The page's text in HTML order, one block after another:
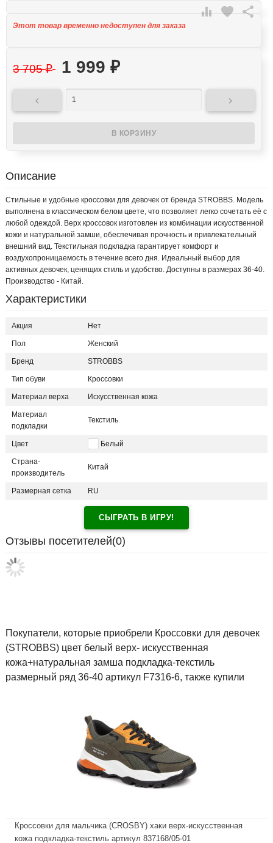
 favorite 
Этот товар временно недоступен для заказа
3 705₽ 1 999 ₽
 
Описание
Стильные и удобные кроссовки для девочек от бренда STROBBS. Модель
выполнена в классическом белом цвете, что позволяет легко сочетать её с
любой одеждой. Верх кроссовок изготовлен из комбинации искусственной
кожи и натуральной замши, обеспечивая прочность и привлекательный
внешний вид. Текстильная подкладка гарантирует комфорт и
воздухопроницаемость в течение всего дня. Идеальный выбор для
активных девочек, ценящих стиль и удобство. Доступны в размерах 36-40.
Производство - Китай.
Характеристики
Акция Нет
Пол Женский
Бренд STROBBS
Тип обуви Кроссовки
Материал верха Искусственная кожа
Материал
подкладки
Текстиль
Цвет Белый
Страна-
производитель
Китай
Размерная сетка RU
СЫГРАТЬ В ИГРУ!
Отзывы посетителей(0)
Покупатели, которые приобрели Кроссовки для девочек
(STROBBS) цвет белый верх- искусственная
кожа+натуральная замша подкладка-текстиль
размерный ряд 36-40 артикул F7316-6, также купили
Кроссовки для мальчика (CROSBY) хаки верх-искусственная
кожа подкладка-текстиль артикул 837168/05-01